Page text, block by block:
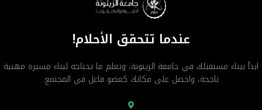
عندما تتحقق الأحلام!
ابدأ ببناء مستقبلك في جامعة الزيتونة، وتعلم ما تحتاجه لبناء مسيرة مهنية
ناجحة، واحصل على مكانك كعضو فاعل في المجتمع.